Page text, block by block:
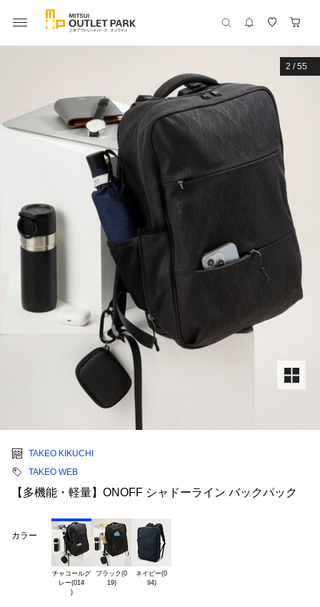
2 /55
TAKEO KIKUCHI
TAKEO WEB
【多機能・軽量】ONOFF シャドーライン バックパック
カラー
チャコールグ
レー(014
)
ブラック(0
19)
ネイビー(0
94)